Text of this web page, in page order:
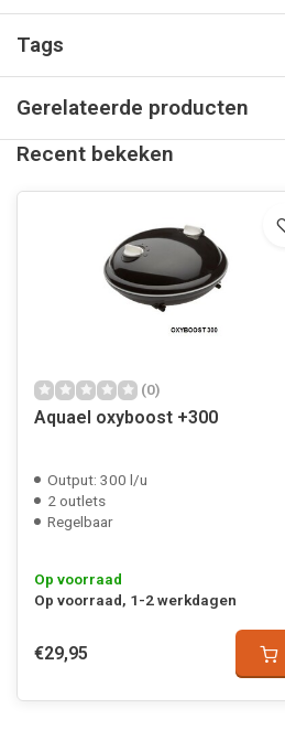
Tags
Gerelateerde producten
Recent bekeken
(0)
Aquael oxyboost +300
Output: 300 l/u
2 outlets
Regelbaar
Op voorraad
Op voorraad, 1-2 werkdagen
€29,95